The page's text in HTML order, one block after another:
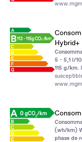
Hybrid+
5 - 5,1 l/
115 g/km.
(wh/km)
phase de